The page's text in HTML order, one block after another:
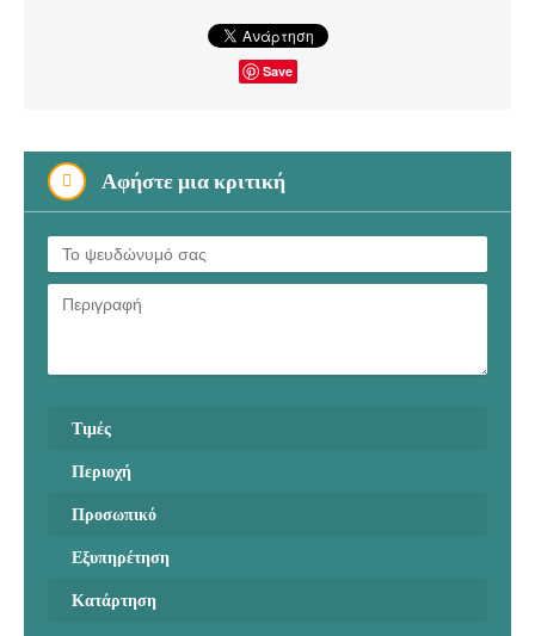
Save
Αφήστε μια κριτική
Τιμές
Περιοχή
Προσωπικό
Εξυπηρέτηση
Κατάρτηση